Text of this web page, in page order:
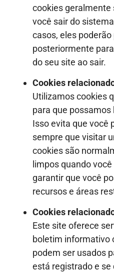
cookies geralmente
você sair do
casos, eles
posteriormente
do seu site ao sair.
Cookies
Utilizamos cookies
para que
Isso evita que você
sempre que visitar
cookies são
limpos quando
garantir que você
recursos e áreas
Cookies
Este site oferece
boletim informativo
podem ser usados
está registrado e